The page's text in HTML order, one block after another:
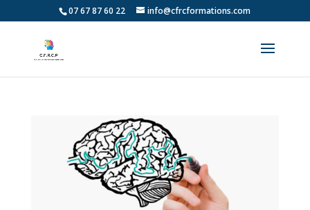
07 67 87 60 22 info@cfrcformations.com